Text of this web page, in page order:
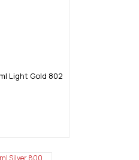
Light Gold 802